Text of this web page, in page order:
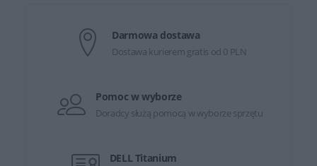
Darmowa dostawa
Dostawa kurierem gratis od 0 PLN
Pomoc w wyborze
Doradcy służą pomocą w wyborze sprzętu
DELL Titanium